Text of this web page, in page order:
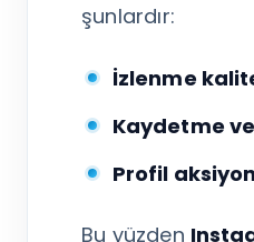
şunlardır:
İzlenme
Kaydetme
Profil
Bu yüzden